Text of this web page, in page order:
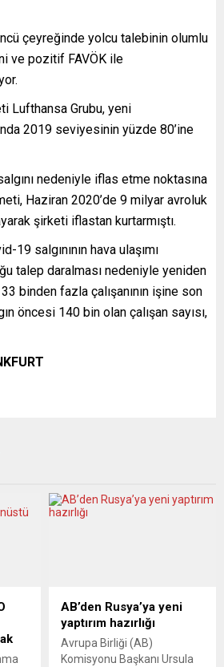
çeyreğinde yolcu talebinin olumlu
ve pozitif FAVÖK ile
Lufthansa Grubu, yeni
2019 seviyesinin yüzde 80’ine
nedeniyle iflas etme noktasına
Haziran 2020’de 9 milyar avroluk
şirketi iflastan kurtarmıştı.
19 salgınının hava ulaşımı
talep daralması nedeniyle yeniden
binden fazla çalışanının işine son
öncesi 140 bin olan çalışan sayısı,
AB’den Rusya’ya yeni
yaptırım hazırlığı
Avrupa Birliği (AB)
Komisyonu Başkanı Ursula